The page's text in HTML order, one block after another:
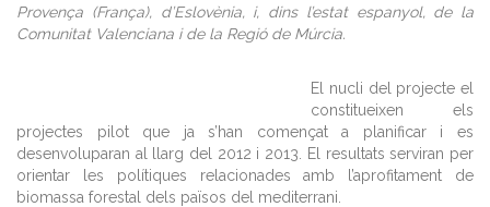
Provença (França), d’Eslovènia, i, dins l’estat espanyol, de la
Comunitat Valenciana i de la Regió de Múrcia.
El nucli del projecte el
constitueixen els
projectes pilot que ja s’han començat a planificar i es
desenvoluparan al llarg del 2012 i 2013. El resultats serviran per
orientar les polítiques relacionades amb l’aprofitament de
biomassa forestal dels països del mediterrani.